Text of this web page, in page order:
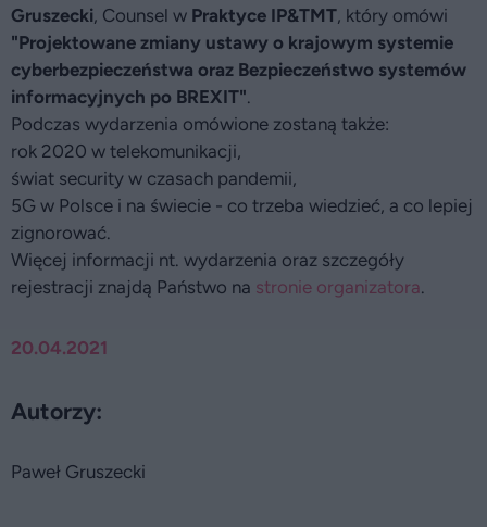
20.04.2021
Autorzy:
Paweł Gruszecki
Gruszecki, Counsel w Praktyce IP&TMT, który omówi
"Projektowane zmiany ustawy o krajowym systemie
cyberbezpieczeństwa oraz Bezpieczeństwo systemów
informacyjnych po BREXIT".
Podczas wydarzenia omówione zostaną także:
rok 2020 w telekomunikacji,
świat security w czasach pandemii,
5G w Polsce i na świecie - co trzeba wiedzieć, a co lepiej
zignorować.
Więcej informacji nt. wydarzenia oraz szczegóły
rejestracji znajdą Państwo na stronie organizatora.